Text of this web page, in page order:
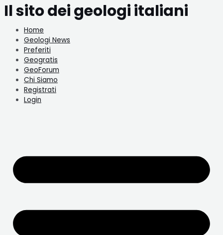
Il sito dei geologi italiani
Home
Geologi News
Preferiti
Geogratis
GeoForum
Chi Siamo
Registrati
Login